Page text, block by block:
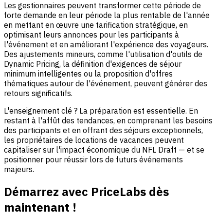
Les gestionnaires peuvent transformer cette période de
forte demande en leur période la plus rentable de l'année
en mettant en œuvre une tarification stratégique, en
optimisant leurs annonces pour les participants à
l'événement et en améliorant l'expérience des voyageurs.
Des ajustements mineurs, comme l'utilisation d'outils de
Dynamic Pricing, la définition d'exigences de séjour
minimum intelligentes ou la proposition d'offres
thématiques autour de l'événement, peuvent générer des
retours significatifs.
L'enseignement clé ? La préparation est essentielle. En
restant à l'affût des tendances, en comprenant les besoins
des participants et en offrant des séjours exceptionnels,
les propriétaires de locations de vacances peuvent
capitaliser sur l'impact économique du NFL Draft — et se
positionner pour réussir lors de futurs événements
majeurs.
Démarrez avec PriceLabs dès
maintenant !